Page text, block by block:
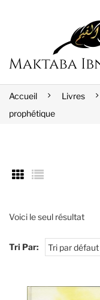
Accueil Livres
prophétique
Voici le seul résultat
Tri Par: